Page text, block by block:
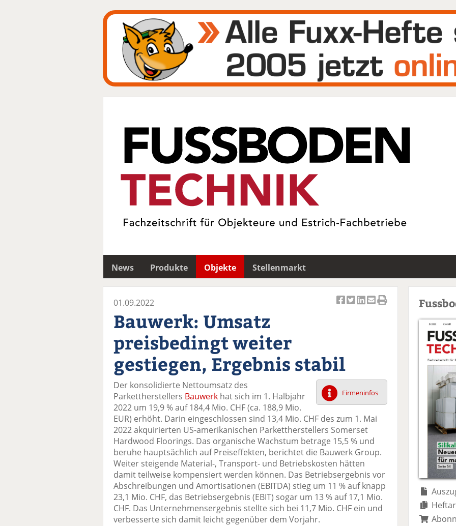
News Produkte Objekte
Stellenmarkt
a
uf
F
ac
e
o
o
k
te
il
e
n
tt
er
Li
n
di
n
te
il
e
n
E
m
v
er
se
n
e
n
ck
e
01.09.2022
Bauwerk: Umsatz
preisbedingt weiter
gestiegen, Ergebnis stabil
Firmeninfos
Der konsolidierte Nettoumsatz des
Parkettherstellers Bauwerk hat sich im 1. Halbjahr
2022 um 19,9 % auf 184,4 Mio. CHF (ca. 188,9 Mio.
EUR) erhöht. Darin eingeschlossen sind 13,4 Mio. CHF des zum 1. Mai
2022 akquirierten US-amerikanischen Parkettherstellers Somerset
Hardwood Floorings. Das organische Wachstum betrage 15,5 % und
beruhe hauptsächlich auf Preiseffekten, berichtet die Bauwerk Group.
Weiter steigende Material-, Transport- und Betriebskosten hätten
damit teilweise kompensiert werden können. Das Betriebsergebnis vor
Abschreibungen und Amortisationen (EBITDA) stieg um 11 % auf knapp
23,1 Mio. CHF, das Betriebsergebnis (EBIT) sogar um 13 % auf 17,1 Mio.
CHF. Das Unternehmensergebnis stellte sich bei 11,7 Mio. CHF ein und
verbesserte sich damit leicht gegenüber dem Vorjahr.